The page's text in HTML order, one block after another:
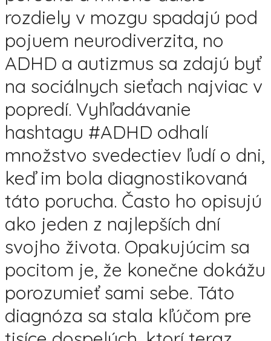
rozdiely v mozgu spadajú pod
pojuem neurodiverzita, no
ADHD a autizmus sa zdajú byť
na sociálnych sieťach najviac v
popredí. Vyhľadávanie
hashtagu #ADHD odhalí
množstvo svedectiev ľudí o dni,
keď im bola diagnostikovaná
táto porucha. Často ho opisujú
ako jeden z najlepších dní
svojho života. Opakujúcim sa
pocitom je, že konečne dokážu
porozumieť sami sebe. Táto
diagnóza sa stala kľúčom pre